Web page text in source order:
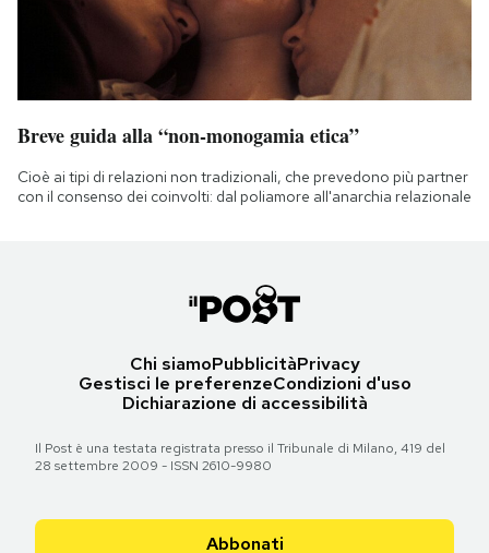
Breve guida alla “non-monogamia etica”
Cioè ai tipi di relazioni non tradizionali, che prevedono più partner
con il consenso dei coinvolti: dal poliamore all'anarchia relazionale
Chi siamoPubblicitàPrivacy
Gestisci le preferenzeCondizioni d'uso
Dichiarazione di accessibilità
Il Post è una testata registrata presso il Tribunale di Milano, 419 del
28 settembre 2009 - ISSN 2610-9980
Abbonati